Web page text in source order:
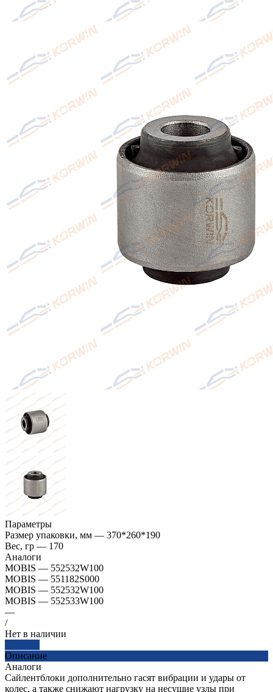
Параметры
Размер упаковки, мм — 370*260*190
Вес, гр — 170
Аналоги
MOBIS — 552532W100
MOBIS — 551182S000
MOBIS — 552532W100
MOBIS — 552533W100
—
/
Нет в наличии
Описание
Аналоги
Сайлентблоки дополнительно гасят вибрации и удары от
колес, а также снижают нагрузку на несущие узлы при